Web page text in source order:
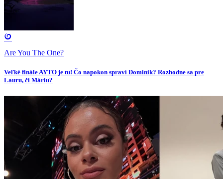
Are You The One?
Veľké finále AYTO je tu! Čo napokon spraví Dominik? Rozhodne sa pre
Lauru, či Máriu?